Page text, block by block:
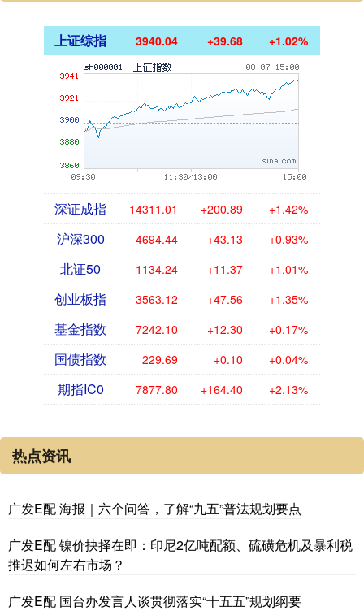
上证综指 3940.04 +39.68 +1.02%
深证成指 14311.01 +200.89 +1.42%
沪深300 4694.44 +43.13 +0.93%
北证50 1134.24 +11.37 +1.01%
创业板指 3563.12 +47.56 +1.35%
基金指数 7242.10 +12.30 +0.17%
国债指数 229.69 +0.10 +0.04%
期指IC0 7877.80 +164.40 +2.13%
热点资讯
广发E配 海报｜六个问答，了解“九五”普法规划要点
广发E配 镍价抉择在即：印尼2亿吨配额、硫磺危机及暴利税
推迟如何左右市场？
广发E配 国台办发言人谈贯彻落实“十五五”规划纲要